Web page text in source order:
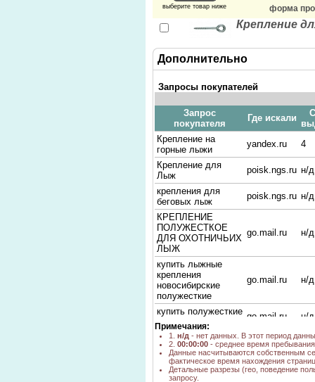
выберите товар ниже
форма
Крепление
Дополнительно
Запросы покупателей
Запрос
покупателя
Где искали
Крепление на
горные лыжи
yandex.ru
4
Крепление для
Лыж
poisk.ngs.ru н/д
крепления для
беговых лыж
poisk.ngs.ru н/д
КРЕПЛЕНИЕ
ПОЛУЖЕСТКОЕ
ДЛЯ ОХОТНИЧЬИХ
ЛЫЖ
go.mail.ru н/д
купить лыжные
крепления
новосибирские
полужесткие
go.mail.ru н/д
купить полужесткие
крепления для лыж
go.mail.ru
н/д
крепления для лыж
на валенки
go.mail.ru
н/д
полужесткие
крепления для лыж
Примечания:
1. н/д - нет данных. В этот период
2. 00:00:00 - среднее время
Данные насчитываются собственным
фактическое время нахождения
Детальные разрезы (гео, поведение
запросу.